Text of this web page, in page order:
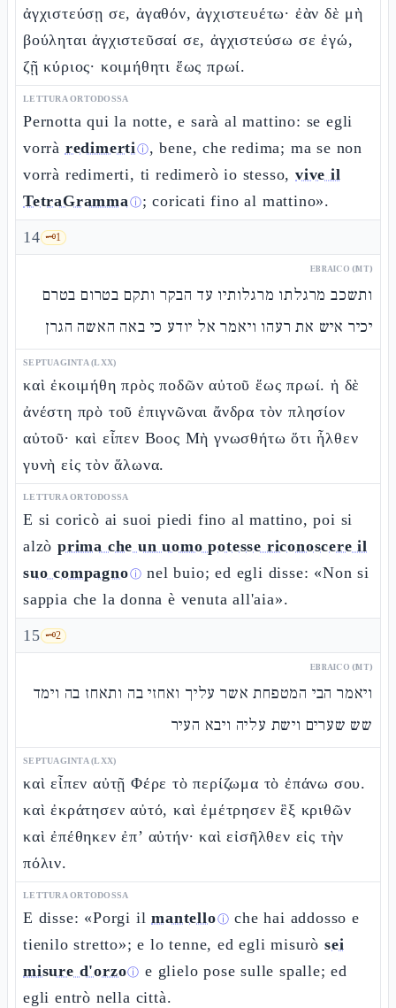
ἀγχιστεύσῃ σε, ἀγαθόν, ἀγχιστευέτω· ἐὰν δὲ μὴ
βούληται ἀγχιστεῦσαί σε, ἀγχιστεύσω σε ἐγώ,
ζῇ κύριος· κοιμήθητι ἕως πρωί.
LETTURA ORTODOSSA
Pernotta qui la notte, e sarà al mattino: se egli
vorrà redimertiⓘ, bene, che redima; ma se non
vorrà redimerti, ti redimerò io stesso, vive il
TetraGrammaⓘ; coricati fino al mattino».
14 🗝️1
EBRAICO (MT)
ותשכב מרגלתו מרגלותיו עד הבקר ותקם בטרום בטרם
יכיר איש את רעהו ויאמר אל יודע כי באה האשה הגרן
SEPTUAGINTA (LXX)
καὶ ἐκοιμήθη πρὸς ποδῶν αὐτοῦ ἕως πρωί. ἡ δὲ
ἀνέστη πρὸ τοῦ ἐπιγνῶναι ἄνδρα τὸν πλησίον
αὐτοῦ· καὶ εἶπεν Βοος Μὴ γνωσθήτω ὅτι ἦλθεν
γυνὴ εἰς τὸν ἅλωνα.
LETTURA ORTODOSSA
E si coricò ai suoi piedi fino al mattino, poi si
alzò prima che un uomo potesse riconoscere il
suo compagnoⓘ nel buio; ed egli disse: «Non si
sappia che la donna è venuta all'aia».
15 🗝️2
EBRAICO (MT)
ויאמר הבי המטפחת אשר עליך ואחזי בה ותאחז בה וימד
שש שערים וישת עליה ויבא העיר
SEPTUAGINTA (LXX)
καὶ εἶπεν αὐτῇ Φέρε τὸ περίζωμα τὸ ἐπάνω σου.
καὶ ἐκράτησεν αὐτό, καὶ ἐμέτρησεν ἓξ κριθῶν
καὶ ἐπέθηκεν ἐπ’ αὐτήν· καὶ εἰσῆλθεν εἰς τὴν
πόλιν.
LETTURA ORTODOSSA
E disse: «Porgi ilmantelloⓘ che hai addosso e
tienilo stretto»; e lo tenne, ed egli misurò sei
misure d'orzoⓘ e glielo pose sulle spalle; ed
egli entrò nella città.